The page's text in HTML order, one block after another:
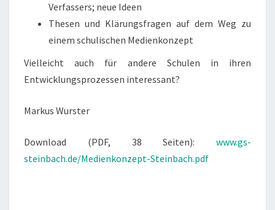
Verfassers; neue Ideen
Thesen und Klärungsfragen auf dem Weg zu
einem schulischen Medienkonzept
Vielleicht auch für andere Schulen in ihren
Entwicklungsprozessen interessant?
Markus Wurster
Download (PDF, 38 Seiten): www.gs-
steinbach.de/Medienkonzept-Steinbach.pdf